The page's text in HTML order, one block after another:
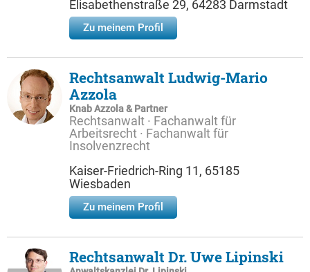
Elisabethenstraße 29, 64283 Darmstadt
Zu meinem Profil
Rechtsanwalt Ludwig-Mario
Azzola
Knab Azzola & Partner
Rechtsanwalt · Fachanwalt für
Arbeitsrecht · Fachanwalt für
Insolvenzrecht
Kaiser-Friedrich-Ring 11, 65185
Wiesbaden
Zu meinem Profil
Rechtsanwalt Dr. Uwe Lipinski